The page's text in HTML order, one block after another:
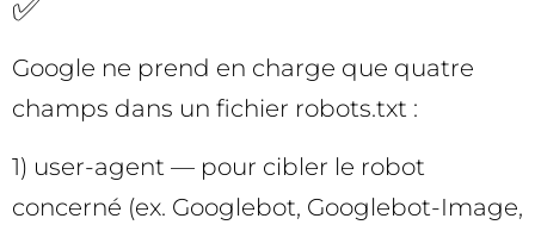
✅
Google ne prend en charge que quatre
champs dans un fichier robots.txt :
1) user-agent — pour cibler le robot
concerné (ex. Googlebot, Googlebot-Image,